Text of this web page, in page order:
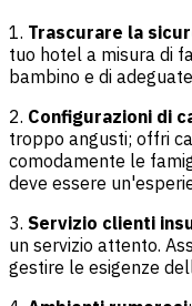
1. Trascurare la
tuo hotel a misura di
bambino e di
2. Configurazioni di
troppo angusti; offri
comodamente le
deve essere
3. Servizio clienti
un servizio attento.
gestire le esigenze